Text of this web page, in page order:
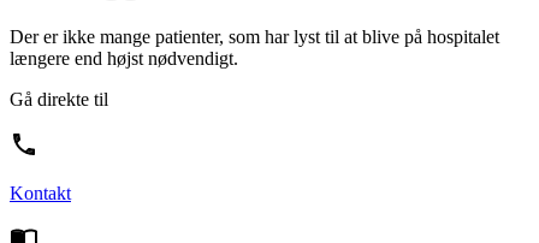
Der er ikke mange patienter, som har lyst til at blive på hospitalet
længere end højst nødvendigt.
Gå direkte til
Kontakt